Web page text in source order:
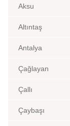
Aksu
Altıntaş
Antalya
Çağlayan
Çallı
Çaybaşı